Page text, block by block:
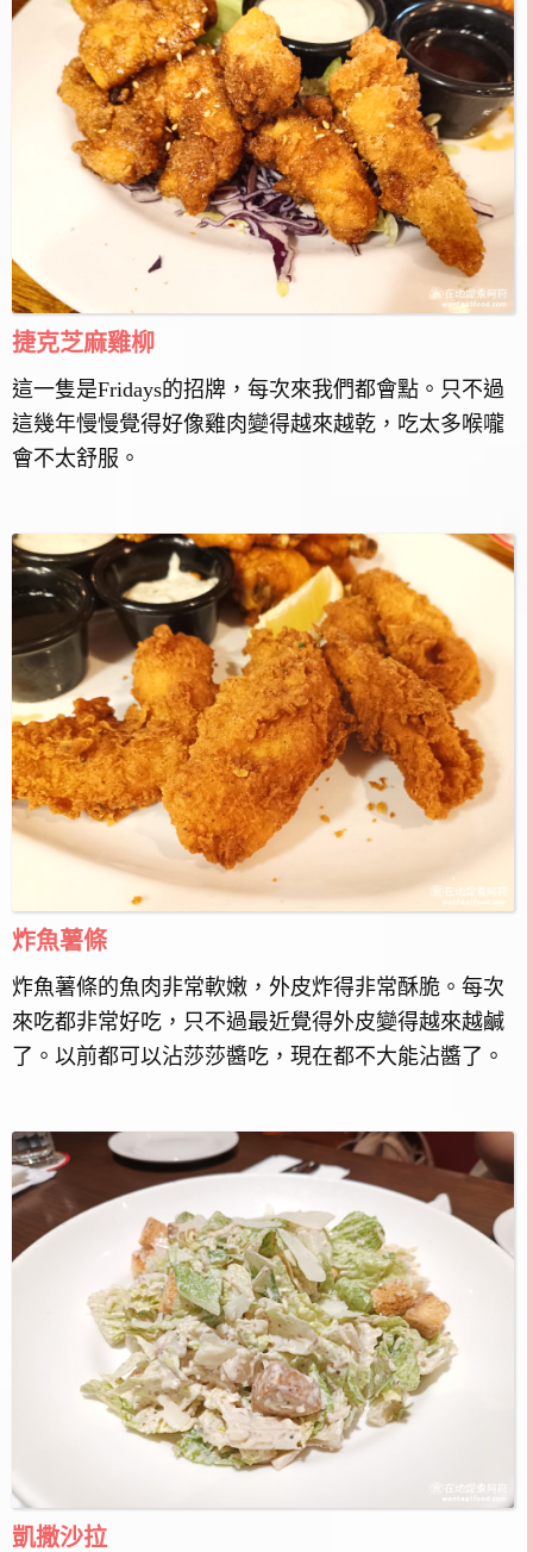
捷克芝麻雞柳
這一隻是Fridays的招牌，每次來我們都會點。只不過
這幾年慢慢覺得好像雞肉變得越來越乾，吃太多喉嚨
會不太舒服。
炸魚薯條
炸魚薯條的魚肉非常軟嫩，外皮炸得非常酥脆。每次
來吃都非常好吃，只不過最近覺得外皮變得越來越鹹
了。以前都可以沾莎莎醬吃，現在都不大能沾醬了。
凱撒沙拉